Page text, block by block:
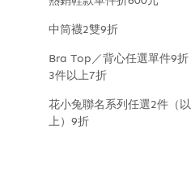
中筒襪2雙9折
Bra Top／背心任選單件9折
3件以上7折
花小兔聯名系列任選2件（以
上）9折